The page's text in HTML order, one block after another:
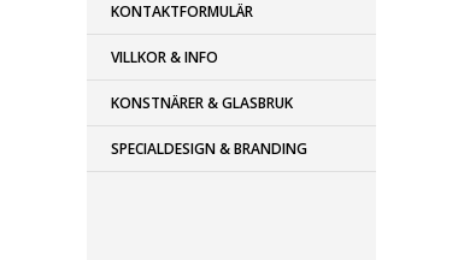
KONTAKTFORMULÄR
VILLKOR & INFO
KONSTNÄRER & GLASBRUK
SPECIALDESIGN & BRANDING